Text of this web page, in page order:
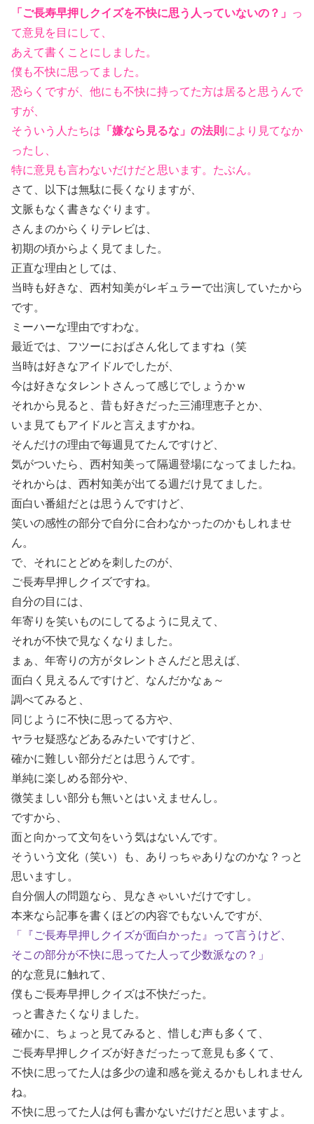
「ご長寿早押しクイズを不快に思う人っていないの？」
っ
て意見を目にして、
あえて書くことにしました。
僕も不快に思ってました。
恐らくですが、他にも不快に持ってた方は居ると思うんで
すが、
そういう人たちは 「嫌なら見るな」の法則 により見てなか
ったし、
特に意見も言わないだけだと思います。たぶん。
さて、以下は無駄に長くなりますが、
文脈もなく書きなぐります。
さんまのからくりテレビは、
初期の頃からよく見てました。
正直な理由としては、
当時も好きな、西村知美がレギュラーで出演していたから
です。
ミーハーな理由ですわな。
最近では、フツーにおばさん化してますね（笑
当時は好きなアイドルでしたが、
今は好きなタレントさんって感じでしょうかｗ
それから見ると、昔も好きだった三浦理恵子とか、
いま見てもアイドルと言えますかね。
そんだけの理由で毎週見てたんですけど、
気がついたら、西村知美って隔週登場になってましたね。
それからは、西村知美が出てる週だけ見てました。
面白い番組だとは思うんですけど、
笑いの感性の部分で自分に合わなかったのかもしれませ
ん。
で、それにとどめを刺したのが、
ご長寿早押しクイズですね。
自分の目には、
年寄りを笑いものにしてるように見えて、
それが不快で見なくなりました。
まぁ、年寄りの方がタレントさんだと思えば、
面白く見えるんですけど、なんだかなぁ～
調べてみると、
同じように不快に思ってる方や、
ヤラセ疑惑などあるみたいですけど、
確かに難しい部分だとは思うんです。
単純に楽しめる部分や、
微笑ましい部分も無いとはいえませんし。
ですから、
面と向かって文句をいう気はないんです。
そういう文化（笑い）も、ありっちゃありなのかな？っと
思いますし。
自分個人の問題なら、見なきゃいいだけですし。
本来なら記事を書くほどの内容でもないんですが、
「『ご長寿早押しクイズが面白かった』って言うけど、
そこの部分が不快に思ってた人って少数派なの？」
的な意見に触れて、
僕もご長寿早押しクイズは不快だった。
っと書きたくなりました。
確かに、ちょっと見てみると、惜しむ声も多くて、
ご長寿早押しクイズが好きだったって意見も多くて、
不快に思ってた人は多少の違和感を覚えるかもしれません
ね。
不快に思ってた人は何も書かないだけだと思いますよ。